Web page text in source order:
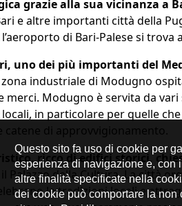
grazie alla sua vicinanza a
e altre importanti città della
di Bari-Palese si trova
uno dei più importanti del
zona industriale di Modugno
Modugno è servita da
in particolare per quelle
catene di approvvigionamento.
ricco di edifici storici,
Palazzo della Cultura. La città
le tradizioni locali e